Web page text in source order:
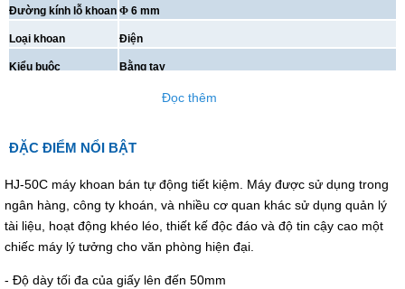
Đường kính lỗ khoan Φ 6 mm
Loại khoan Điện
Kiểu buộc Bằng tay
Trọng lượng 25kg
Nguồn cấp AC 220V, 50Hz
Đọc thêm
ĐẶC ĐIỂM NỔI BẬT
HJ-50C máy khoan bán tự động tiết kiệm. Máy được sử dụng trong
ngân hàng, công ty khoán, và nhiều cơ quan khác sử dụng quản lý
tài liệu, hoạt động khéo léo, thiết kế độc đáo và độ tin cậy cao một
chiếc máy lý tưởng cho văn phòng hiện đại.
- Độ dày tối đa của giấy lên đến 50mm